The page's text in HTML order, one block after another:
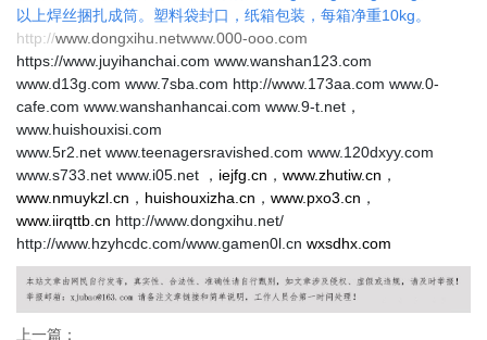
以上焊丝捆扎成筒。塑料袋封口，纸箱包装，每箱净重10kg。
http://www.dongxihu.netwww.000-ooo.com
https://www.juyihanchai.com www.wanshan123.com
www.d13g.com www.7sba.com http://www.173aa.com www.0-
cafe.com www.wanshanhancai.com www.9-t.net，
www.huishouxisi.com
www.5r2.net www.teenagersravished.com www.120dxyy.com
www.s733.net www.i05.net ， iejfg.cn ， www.zhutiw.cn ，
www.nmuykzl.cn ， huishouxizha.cn ， www.pxo3.cn ，
www.iirqttb.cn http://www.dongxihu.net/
http://www.hzyhcdc.com/www.gamen0l.cn wxsdhx.com
上一篇：